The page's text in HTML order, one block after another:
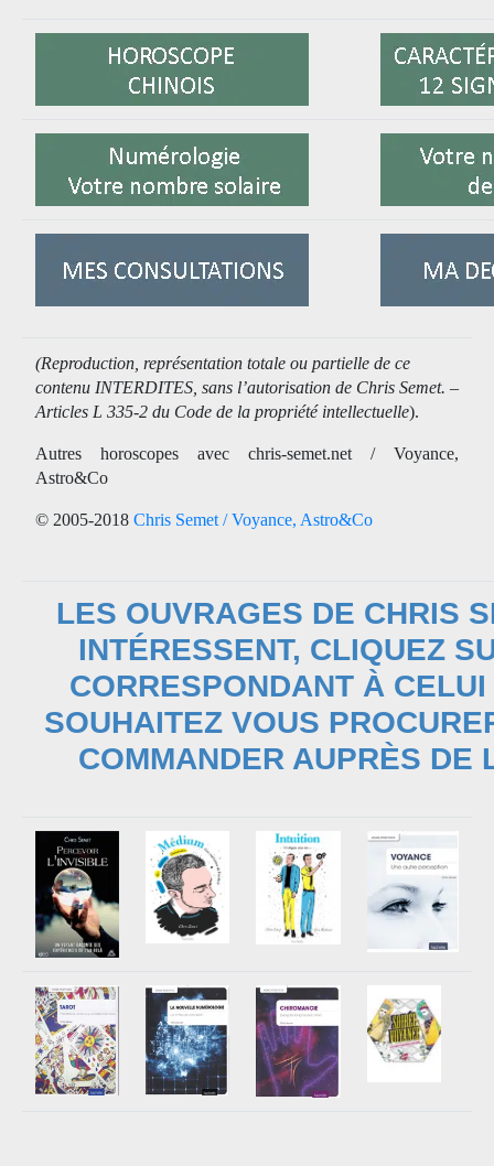
(Reproduction, représentation totale ou partielle de ce
contenu INTERDITES, sans l’autorisation de Chris Semet. –
Articles L 335-2 du Code de la propriété intellectuelle).
Autres horoscopes avec chris-semet.net / Voyance,
Astro&Co
© 2005-2018 Chris Semet / Voyance, Astro&Co
LES OUVRAGES DE CHRIS
INTÉRESSENT, CLIQUEZ
CORRESPONDANT À
SOUHAITEZ VOUS
COMMANDER AUPRÈS DE